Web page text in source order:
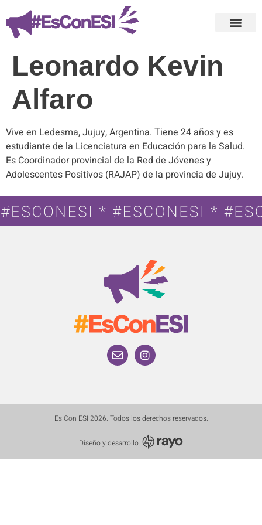
Leonardo Kevin
Alfaro
Vive en Ledesma, Jujuy, Argentina. Tiene 24 años y es
estudiante de la Licenciatura en Educación para la Salud.
Es Coordinador provincial de la Red de Jóvenes y
Adolescentes Positivos (RAJAP) de la provincia de Jujuy.
Es Con ESI 2026. Todos los derechos reservados.
Diseño y desarrollo: